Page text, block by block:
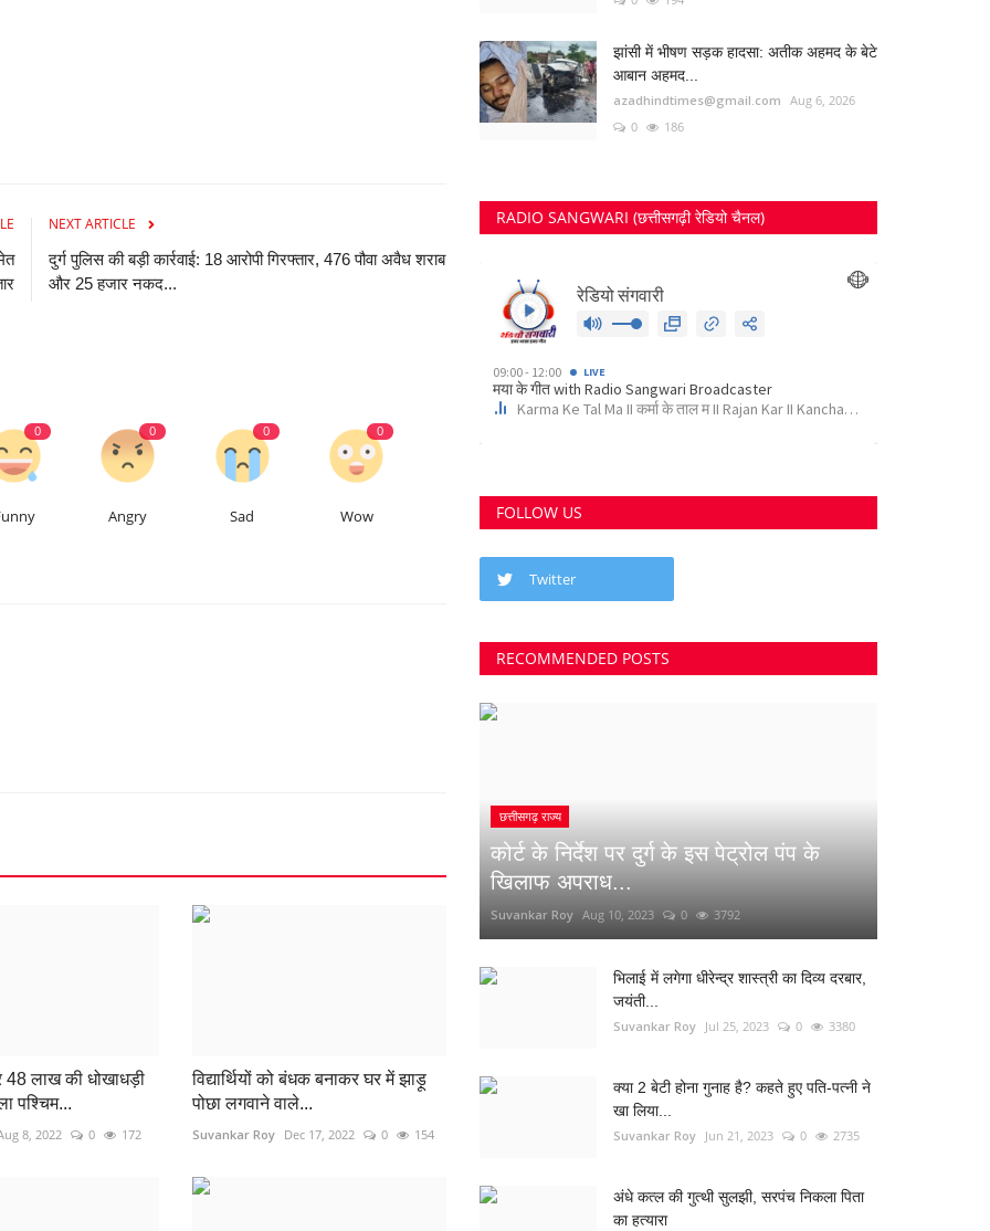
NEXT ARTICLE
दुर्ग पुलिस की बड़ी कार्रवाई: 18 आरोपी गिरफ्तार, 476 पौवा अवैध शराब
और 25 हजार नकद...
0 0
Angry
0
Sad
0
Wow
लाख की धोखाधड़ी
पश्चिम...
8, 2022 0 172
विद्यार्थियों को बंधक बनाकर घर में झाड़ू
पोछा लगवाने वाले...
Suvankar Roy Dec 17, 2022 0 154
झांसी में भीषण सड़क हादसा: अतीक अहमद के बेटे
आबान अहमद...
azadhindtimes@gmail.com Aug 6, 2026
0
186
RADIO SANGWARI (छत्तीसगढ़ी रेडियो चैनल)
FOLLOW US
Twitter
RECOMMENDED POSTS
छत्तीसगढ़ राज्य
कोर्ट के निर्देश पर दुर्ग के इस पेट्रोल पंप के
खिलाफ अपराध...
Suvankar Roy Aug 10, 2023 0 3792
भिलाई में लगेगा धीरेन्द्र शास्त्री का दिव्य दरबार,
जयंती...
Suvankar Roy Jul 25, 2023 0 3380
क्या 2 बेटी होना गुनाह है? कहते हुए पति-पत्नी ने
खा लिया...
Suvankar Roy Jun 21, 2023 0 2735
अंधे कत्ल की गुत्थी सुलझी, सरपंच निकला पिता
का हत्यारा